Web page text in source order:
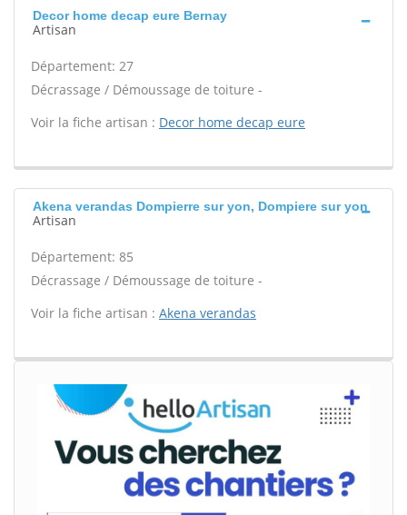
Decor home decap eure Bernay
Artisan
Département: 27
Décrassage / Démoussage de toiture -
Voir la fiche artisan : Decor home decap eure
Akena verandas Dompierre sur yon, Dompiere sur yon
Artisan
Département: 85
Décrassage / Démoussage de toiture -
Voir la fiche artisan : Akena verandas